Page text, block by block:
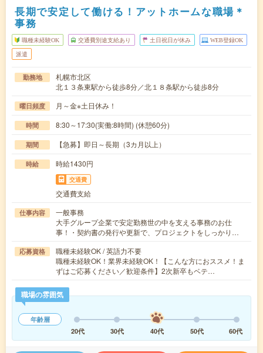
長期で安定して働ける！アットホームな職場＊
事務
職種未経験OK 交通費別途支給あり 土日祝日が休み WEB登録OK
派遣
勤務地
札幌市北区
北１３条東駅から徒歩8分／北１８条駅から徒歩8分
曜日頻度 月～金※土日休み！
時間 8:30～17:30(実働:8時間) (休憩60分)
期間 【急募】即日～長期（3カ月以上）
時給 時給1430円
交通費
交通費支給
仕事内容
一般事務
大手グループ企業で安定勤務世の中を支える事務のお仕
事！・契約書の発行や更新で、プロジェクトをしっかり…
応募資格
職種未経験OK / 英語力不要
職種未経験OK！業界未経験OK！【こんな方におススメ！ま
ずはご応募ください／歓迎条件】2次新卒もベテ…
職場の雰囲気
年齢層
20代
30代 40代 50代 60代